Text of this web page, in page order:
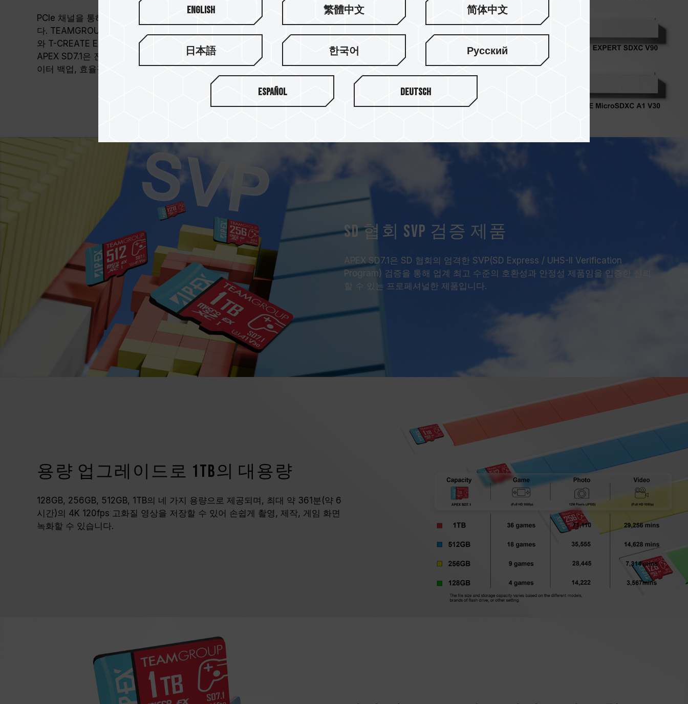
PCIe 채널을 통해 기존의 microSD 메모리 카드보다 훨씬 빠른 속도를 구현합니
다. TEAMGROUP ELITE MicroSDXC A1 V(최대 약 100MB/s의 읽기/쓰기 속도)
와 T-CREATE EXPERT SDXC V90(최대 약 300MB/s의 읽기/쓰기 속도)에 비해
APEX SD7.1은 전송 성능이 각각 약 8배, 2.6배 향상되어 효율적인 전송, 빠른 데
이터 백업, 효율적인 게임 읽기/쓰기 요구에 부합합니다.
SD 협회 SVP 검증 제품
APEX SD7.1은 SD 협회의 엄격한 SVP(SD Express / UHS-II Verification
Program) 검증을 통해 업계 최고 수준의 호환성과 안정성 제품임을 입증한 신뢰
할 수 있는 프로페셔널한 제품입니다.
용량 업그레이드로 1TB의 대용량
128GB, 256GB, 512GB, 1TB의 네 가지 용량으로 제공되며, 최대 약 361분(약 6
시간)의 4K 120fps 고화질 영상을 저장할 수 있어 손쉽게 촬영, 제작, 게임 화면
녹화할 수 있습니다.
English 繁體中文 简体中文
日本語 한국어 Русский
Español Deutsch